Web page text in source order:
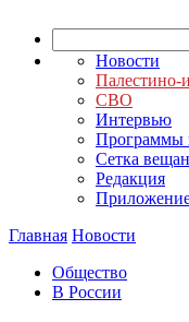
Новости
Палестино-
СВО
Интервью
Программы
Сетка
Редакция
Главная Новости
Общество
В России